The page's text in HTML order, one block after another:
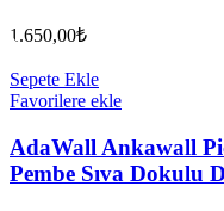
1.650,00₺
Sepete Ekle
Favorilere ekle
AdaWall Ankawall
Pembe Sıva Dokulu